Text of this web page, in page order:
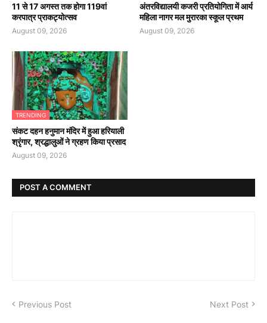
11 से 17 अगस्त तक होगा 119वां
करपात्र प्राकट्योत्सव
August 09, 2026
अंतरविद्यालयी कजरी प्रतियोगिता में आर्य
महिला नागर मल मुरारका स्कूल प्रथम
August 09, 2026
TRENDING
संकट दहन हनुमान मंदिर में हुआ हरियाली
श्रृंगार, श्रद्धालुओं ने ग्रहण किया प्रसाद
August 09, 2026
POST A COMMENT
Previous Post Next Post